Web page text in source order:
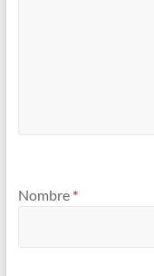
Nombre *